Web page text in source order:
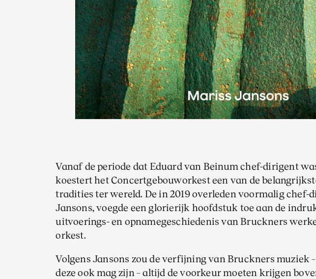
Vanaf de periode dat Eduard van Beinum chef-dirigent
koestert het Concertgebouworkest een van de
tradities ter wereld. De in 2019 overleden voormalig chef-
Jansons, voegde een glorierijk hoofdstuk toe aan de
uitvoerings- en opnamegeschiedenis van Bruckners
orkest.
Volgens Jansons zou de verfijning van Bruckners muziek
deze ook mag zijn – altijd de voorkeur moeten krijgen